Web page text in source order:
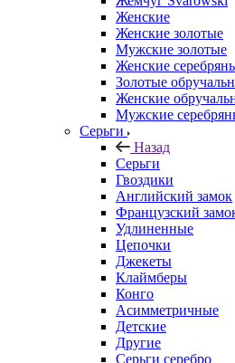
Женские
Женские золотые
Мужские золотые
Женские
Золотые
Женские
Мужские
Серьги
Назад
Серьги
Гвоздики
Английский замок
Французский
Удлиненные
Цепочки
Джекеты
Клаймберы
Конго
Асимметричные
Детские
Другие
Серьги серебро